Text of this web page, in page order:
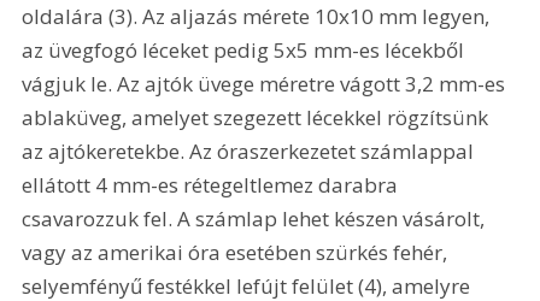
oldalára (3). Az aljazás mérete 10x10 mm legyen,
az üvegfogó léceket pedig 5x5 mm-es lécekből
vágjuk le. Az ajtók üvege méretre vágott 3,2 mm-es
ablaküveg, amelyet szegezett lécekkel rögzítsünk
az ajtókeretekbe. Az óraszerkezetet számlappal
ellátott 4 mm-es rétegeltlemez darabra
csavarozzuk fel. A számlap lehet készen vásárolt,
vagy az amerikai óra esetében szürkés fehér,
selyemfényű festékkel lefújt felület (4), amelyre